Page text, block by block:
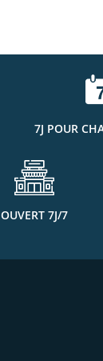
7J POUR
OUVERT 7J/7